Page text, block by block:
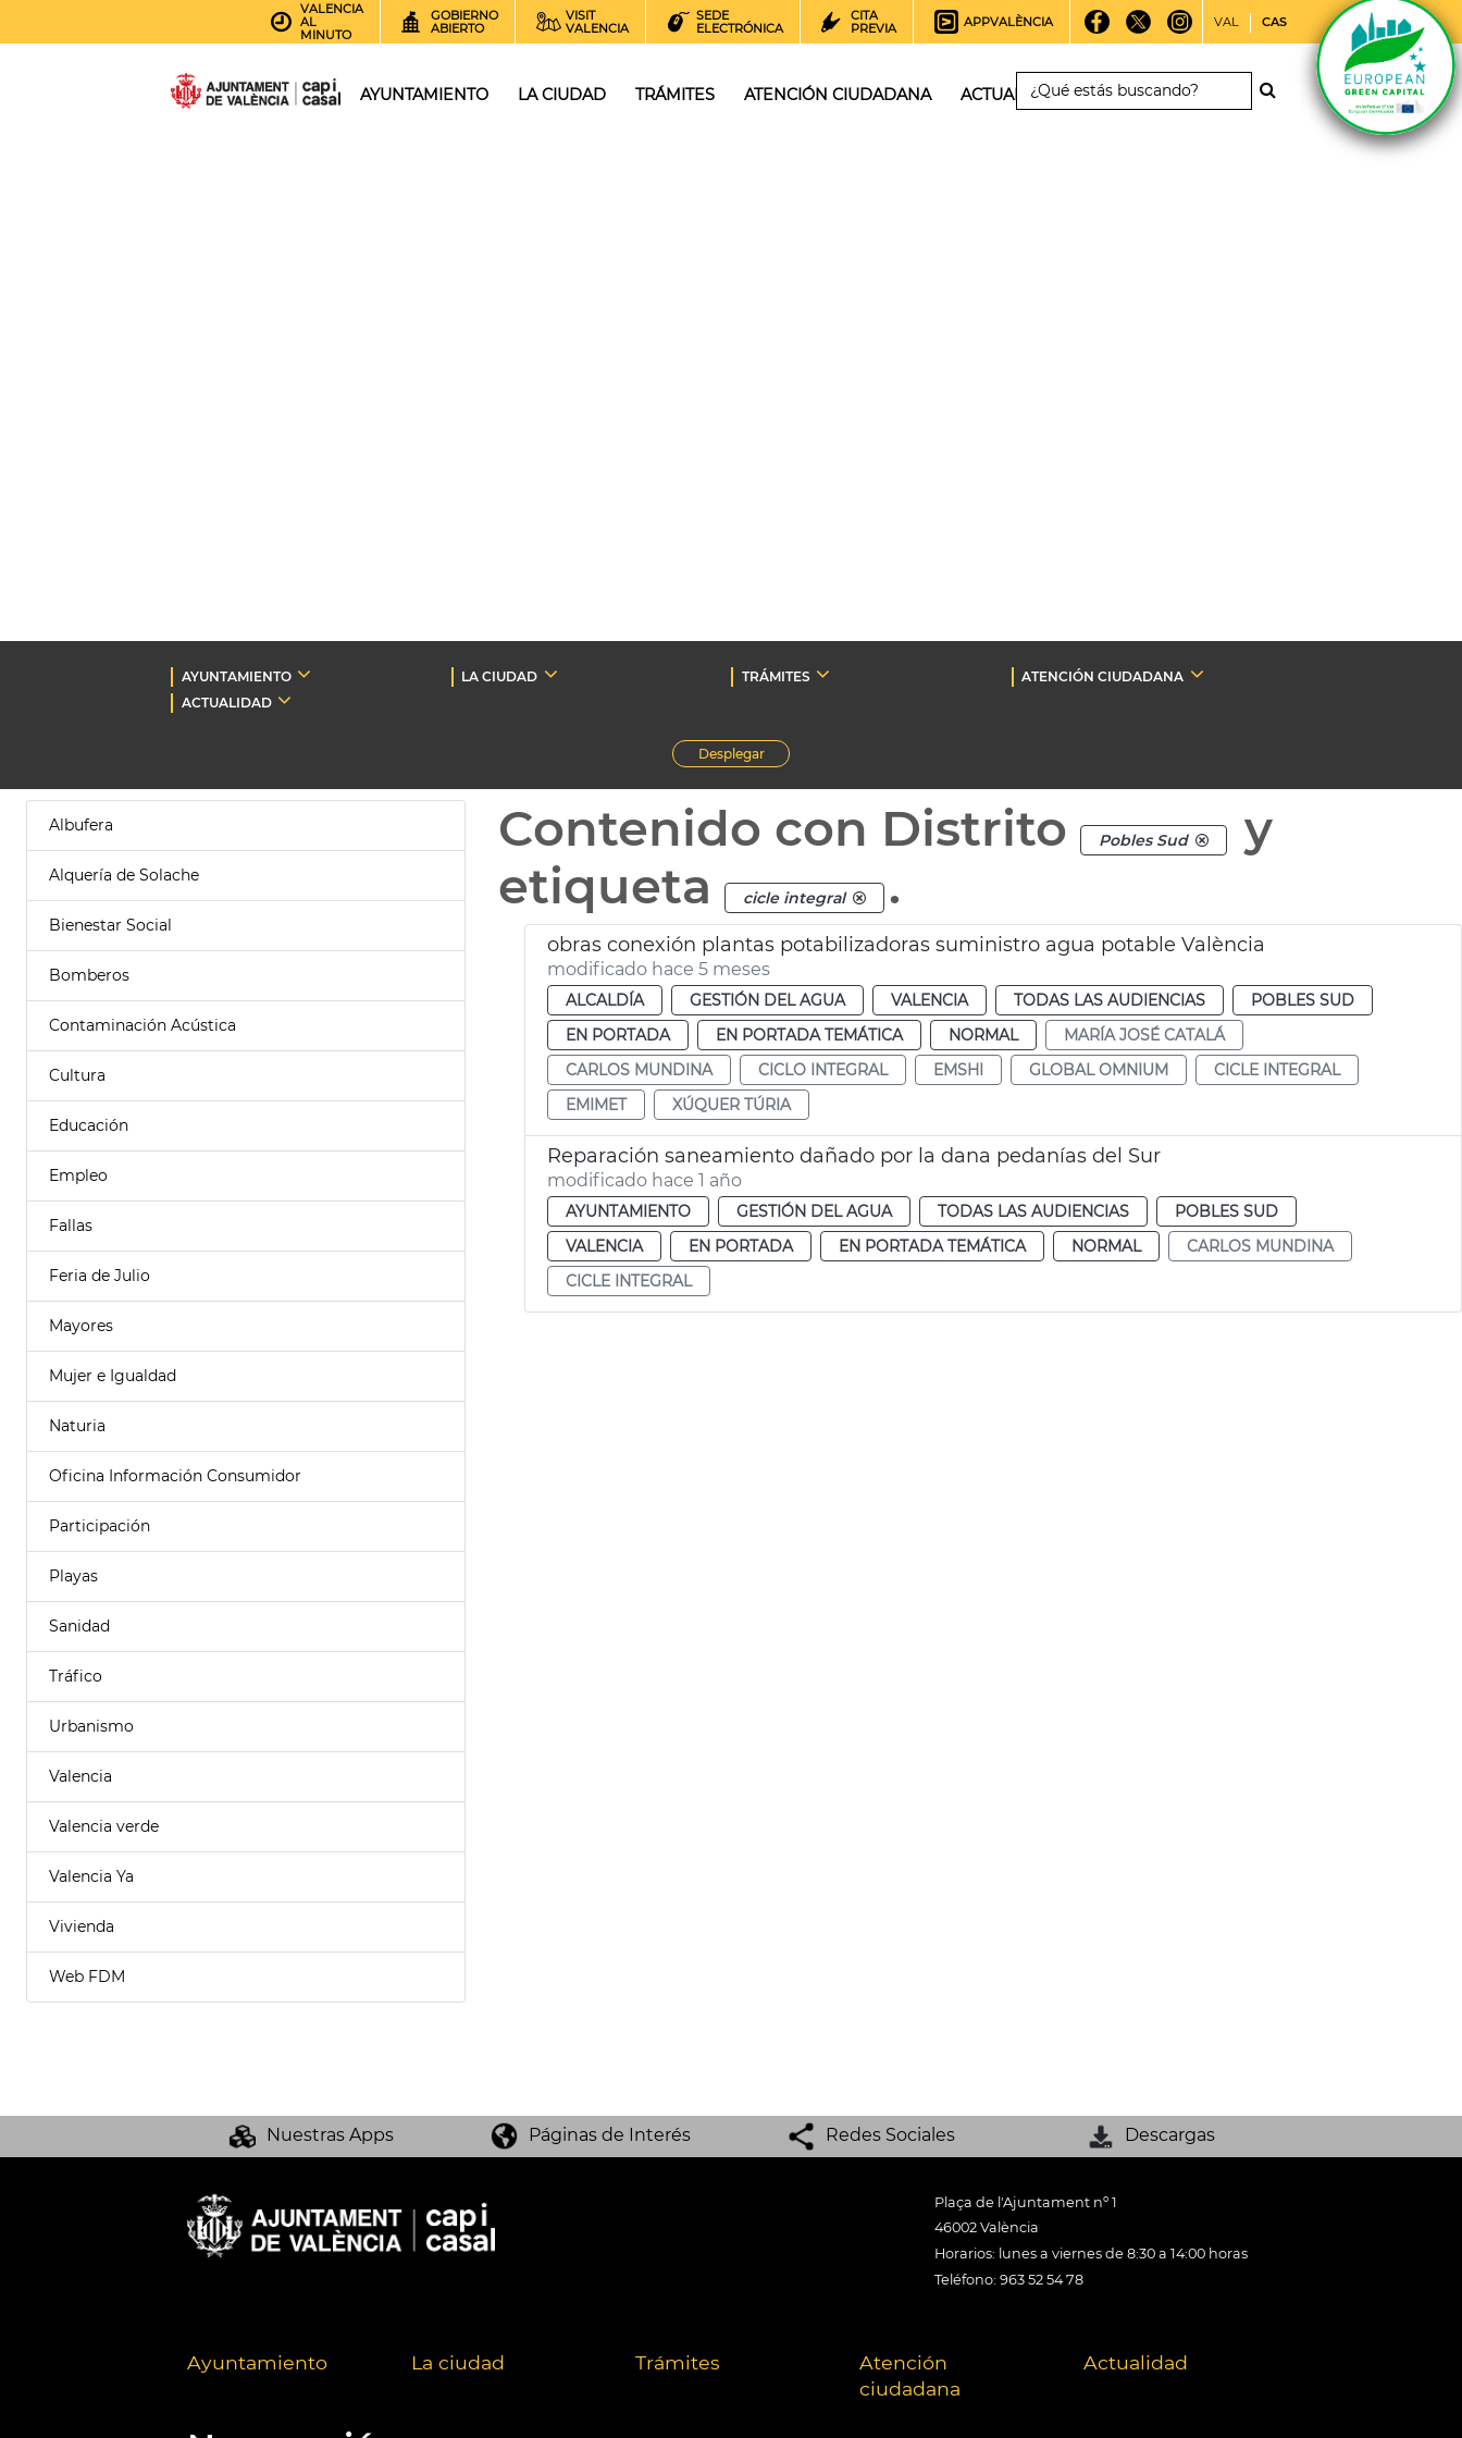
VALENCIA
AL
MINUTO
GOBIERNO
ABIERTO
VISIT
VALENCIA
SEDE
ELECTRÓNICA
CITA
PREVIA
APPVALÈNCIA VAL CAS
AYUNTAMIENTO LA CIUDAD TRÁMITES ATENCIÓN CIUDADANA ACTUALIDAD
AYUNTAMIENTO LA CIUDAD TRÁMITES
ATENCIÓN CIUDADANA
ACTUALIDAD
Desplegar
Albufera
Alquería de Solache
Bienestar Social
Bomberos
Contaminación Acústica
Cultura
Educación
Empleo
Fallas
Feria de Julio
Mayores
Mujer e Igualdad
Naturia
Oficina Información Consumidor
Participación
Playas
Sanidad
Tráfico
Urbanismo
Valencia
Valencia verde
Valencia Ya
Vivienda
Web FDM
Contenido con Distrito Pobles Sud
y
etiqueta
cicle integral .
obras conexión plantas potabilizadoras suministro agua potable València
modificado hace 5 meses
ALCALDÍA GESTIÓN DEL AGUA VALENCIA TODAS LAS AUDIENCIAS
POBLES SUD
EN PORTADA
EN PORTADA TEMÁTICA NORMAL
MARÍA JOSÉ CATALÁ
CARLOS MUNDINA
CICLO INTEGRAL EMSHI GLOBAL OMNIUM
CICLE INTEGRAL
EMIMET
XÚQUER TÚRIA
Reparación saneamiento dañado por la dana pedanías del Sur
modificado hace 1 año
AYUNTAMIENTO GESTIÓN DEL AGUA TODAS LAS AUDIENCIAS
POBLES SUD
VALENCIA
EN PORTADA EN PORTADA TEMÁTICA NORMAL
CARLOS MUNDINA
CICLE INTEGRAL
Nuestras Apps Páginas de Interés Redes Sociales Descargas
Plaça de l'Ajuntament nº 1
46002 València
Horarios: lunes a viernes de 8:30 a 14:00 horas
Teléfono: 963 52 54 78
Ayuntamiento La ciudad Trámites
Atención
ciudadana
Actualidad